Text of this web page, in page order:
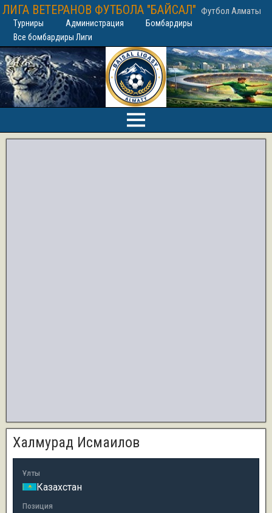
ЛИГА ВЕТЕРАНОВ ФУТБОЛА "БАЙСАЛ" Футбол Алматы
Турниры Администрация
Бомбардиры
Все бомбардиры Лиги
Халмурад Исмаилов
Ұлты
Казахстан
Позиция